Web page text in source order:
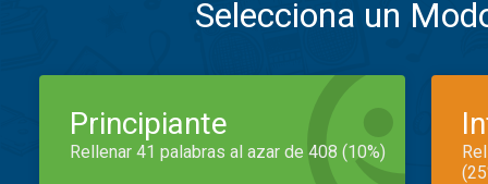
Selecciona un
Principiante
Rellenar 41 palabras al azar de 408 (10%)